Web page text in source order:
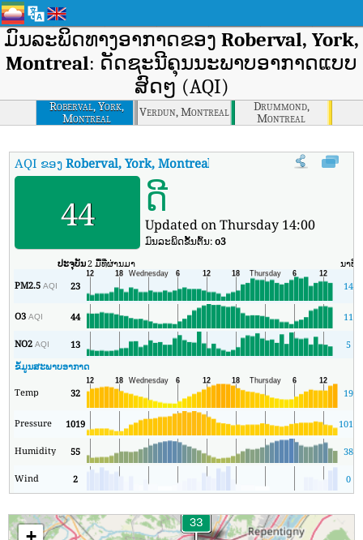
ມົນລະພິດທາງອາກາດຂອງ Roberval, York,
Montreal: ດັດຊະນີຄຸນນະພາບອາກາດແບບ
ສົດໆ (AQI)
Roberval, York,
Montreal
Verdun, Montreal
Drummond,
Montreal
AQI ຂອງRoberval, York, Montreal ດັດຊະນີຄຸນນະພາບອາກາດຕາມເວລ
44 ດີ
Updated on Thursday 14:00
ມົນລະພິດຂັ້ນຕົ້ນ:o3
ປະຈຸບັນ2 ມື້ທີ່ຜ່ານມາ ນາທີ
PM2.5AQI 23 14
O3AQI 44 11
NO2AQI 13
5
ຂໍ້ມູນສະພາບອາກາດ
Temp 32 19
Pressure 1019 1019
Humidity 55 38
Wind 2 0